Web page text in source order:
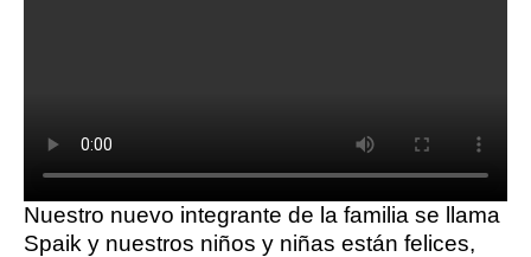
Nuestro nuevo integrante de la familia se llama
Spaik y nuestros niños y niñas están felices,